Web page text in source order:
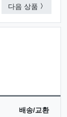
드라인 블랙/은장
다음 상품 이오니
배송/교환